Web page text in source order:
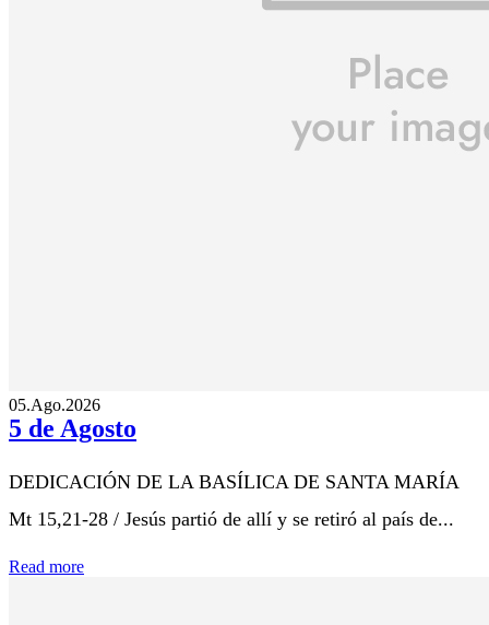
05.Ago.2026
5 de Agosto
DEDICACIÓN DE LA BASÍLICA DE SANTA MARÍA
Mt 15,21-28 / Jesús partió de allí y se retiró al país de...
Read more